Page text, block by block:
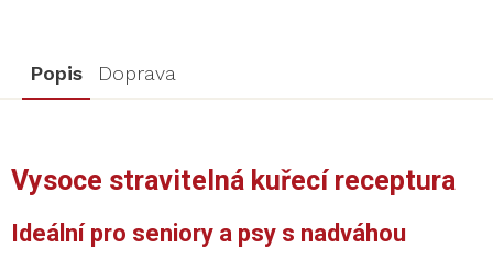
Popis Doprava
Vysoce stravitelná kuřecí receptura
Ideální pro seniory a psy s nadváhou